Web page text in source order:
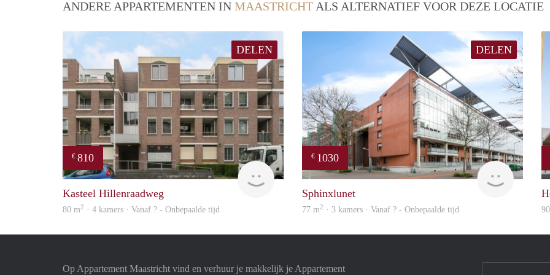
ANDERE APPARTEMENTEN IN MAASTRICHT ALS ALTERNATIEF VOOR DEZE LOCATIE
DELEN
€ 810
Woning
Kasteel Hillenraadweg
80 m2 · 4 kamers · Vanaf ? - Onbepaalde tijd
DELEN
€ 1030
finder
Sphinxlunet
77 m2 · 3 kamers · Vanaf ? - Onbepaalde tijd
Op Appartement Maastricht vind en verhuur je makkelijk je Appartement